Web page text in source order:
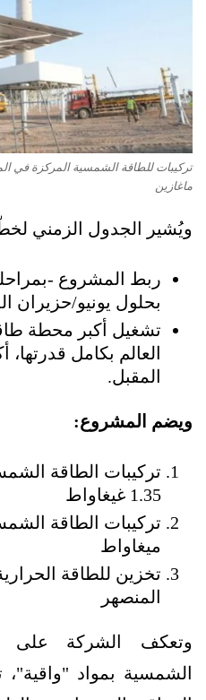
تركيبات للطاقة الشمسية المركزة في
ماغازين
ويُشير الجدول الزمني
ربط المشروع -
بحلول يونيو/حزيران
تشغيل أكبر محطة
العالم بكامل
المقبل.
ويضم المشروع:
تركيبات الطاقة
1.35 غيغاواط
ميغاواط
تخزين للطاقة
المنصهر
وتعكف الشركة على
الشمسية بمواد